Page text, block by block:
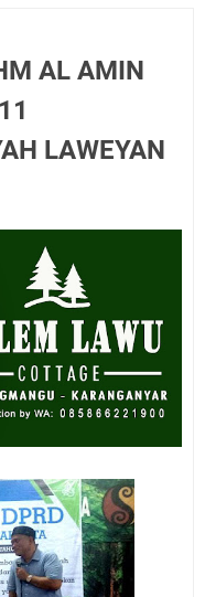
AL AMIN
LAWEYAN